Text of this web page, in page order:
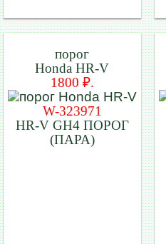
порог
Honda HR-V
1800 ₽.
W-323971
HR-V GH4 ПОРОГ
(ПАРА)